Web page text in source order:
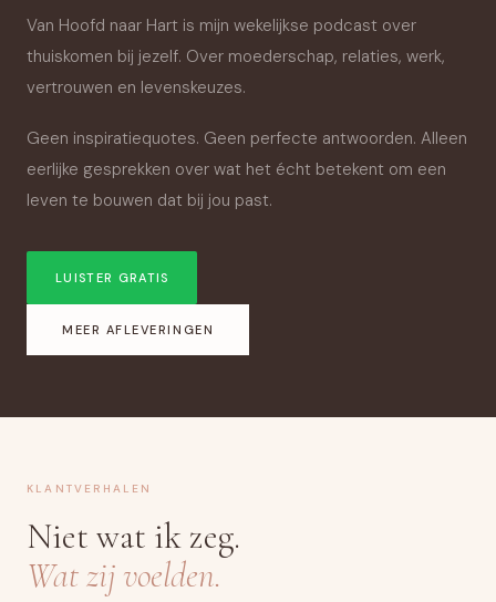
Van Hoofd naar Hart is mijn wekelijkse podcast over
thuiskomen bij jezelf. Over moederschap, relaties, werk,
vertrouwen en levenskeuzes.
Geen inspiratiequotes. Geen perfecte antwoorden. Alleen
eerlijke gesprekken over wat het écht betekent om een
leven te bouwen dat bij jou past.
LUISTER GRATIS
MEER AFLEVERINGEN
KLANTVERHALEN
Niet wat ik zeg.
Wat zij voelden.